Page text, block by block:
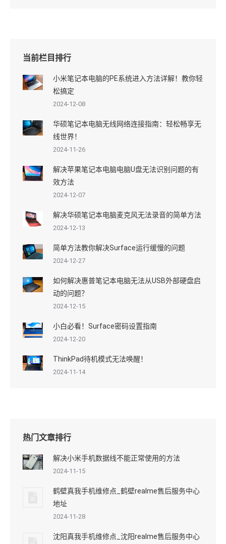
当前栏目排行
小米笔记本电脑的PE系统进入方法详解！教你轻
松搞定
2024-12-08
华硕笔记本电脑无线网络连接指南：轻松畅享无
线世界！
2024-11-26
解决苹果笔记本电脑电脑U盘无法识别问题的有
效方法
2024-12-07
解决华硕笔记本电脑麦克风无法录音的简单方法
2024-12-13
简单方法教你解决Surface运行缓慢的问题
2024-12-27
如何解决惠普笔记本电脑无法从USB外部硬盘启
动的问题？
2024-12-15
小白必看！Surface密码设置指南
2024-12-20
ThinkPad待机模式无法唤醒！
2024-11-14
热门文章排行
解决小米手机数据线不能正常使用的方法
2024-11-15
鹤壁真我手机维修点_鹤壁realme售后服务中心
地址
2024-11-28
沈阳真我手机维修点_沈阳realme售后服务中心